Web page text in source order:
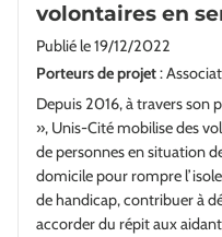
volontaires en
Publié le19/12/2022
Porteurs de projet:
Depuis 2016, à travers son
», Unis-Cité mobilise des
de personnes en situation
domicile pour rompre
de handicap, contribuer à
accorder du répit aux